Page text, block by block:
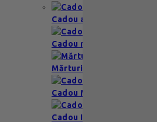
Cadou aniversare
Cadou romantic
Mărturii nuntă & botez
Cadou Multumesc
Cadou Invitatie